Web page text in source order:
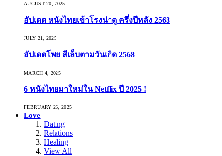
AUGUST 20, 2025
อัปเดต หนังไทยเข้าโรงน่าดู ครึ่งปีหลัง 2568
JULY 21, 2025
อัปเดตโพย สีเล็บตามวันเกิด 2568
MARCH 4, 2025
6 หนังไทยมาใหม่ใน Netflix ปี 2025 !
FEBRUARY 26, 2025
Love
Dating
Relations
Healing
View All